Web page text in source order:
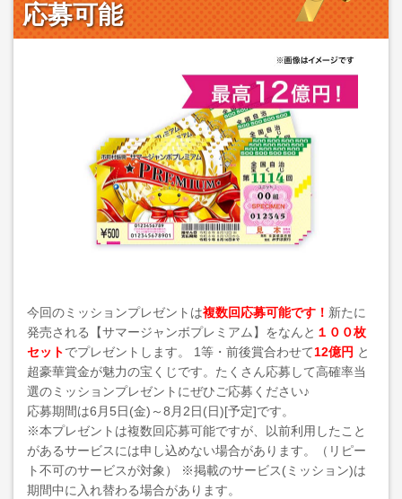
応募可能
今回のミッションプレゼントは複数回応募可能です！ 新たに
発売される【サマージャンボプレミアム】をなんと １００枚
セットでプレゼントします。 1等・前後賞合わせて12億円 と
超豪華賞金が魅力の宝くじです。たくさん応募して高確率当
選のミッションプレゼントにぜひご応募ください♪
応募期間は6月5日(金)～8月2日(日)[予定]です。
※本プレゼントは複数回応募可能ですが、以前利用したこと
があるサービスには申し込めない場合があります。（リピー
ト不可のサービスが対象） ※掲載のサービス(ミッション)は
期間中に入れ替わる場合があります。